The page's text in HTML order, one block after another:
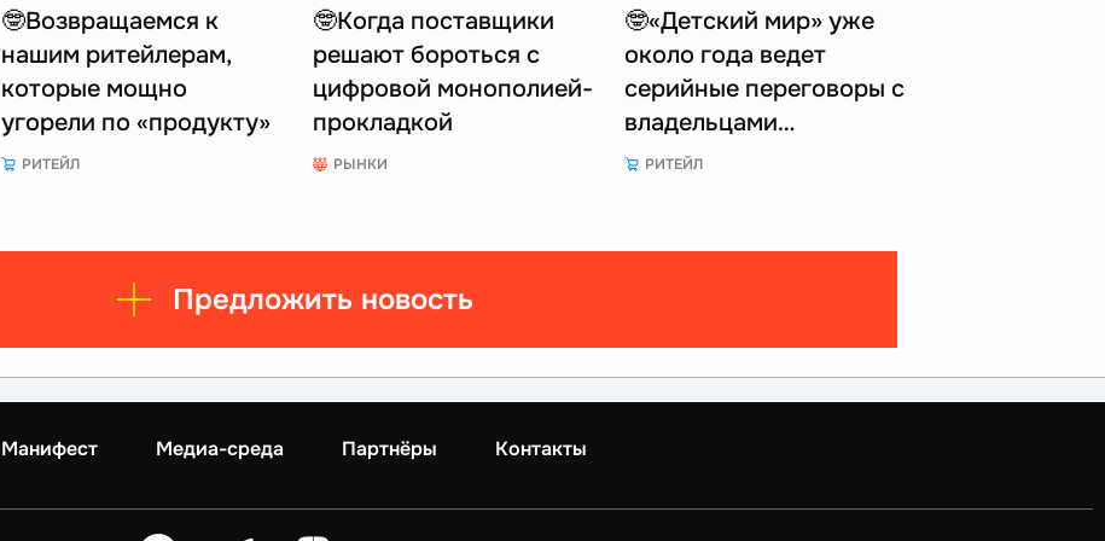
🤓Возвращаемся к
нашим ритейлерам,
которые мощно
угорели по «продукту»
РИТЕЙЛ
🤓Когда поставщики
решают бороться с
цифровой монополией-
прокладкой
РЫНКИ
🤓«Детский мир» уже
около года ведет
серийные переговоры с
владельцами…
РИТЕЙЛ
Предложить новость
Манифест Медиа-среда Партнёры Контакты